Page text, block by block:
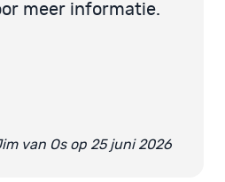
meer informatie.
van Os op 25 juni 2026